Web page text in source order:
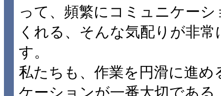
って、頻繁にコミュニケー
くれる、そんな気配りが非
す。
私たちも、作業を円滑に進
ケーションが一番大切であ